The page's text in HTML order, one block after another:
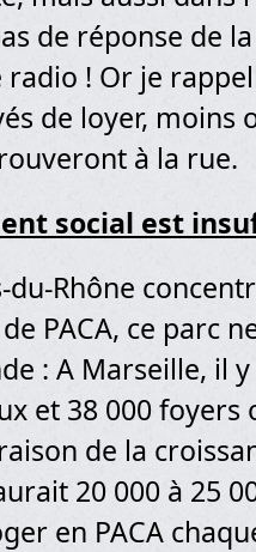
de réponse de
radio ! Or je
de loyer, moins
à la rue.
social est
du-Rhône
PACA, ce parc
: A Marseille, il
et 38 000 foyers
de la
20 000 à 25
en PACA